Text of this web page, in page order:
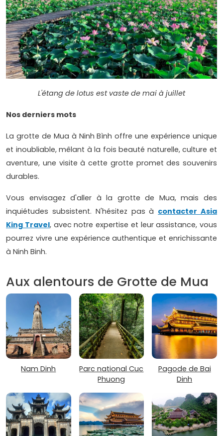
L'étang de lotus est vaste de mai à juillet
Nos derniers mots
La grotte de Mua à Ninh Bình offre une expérience unique
et inoubliable, mêlant à la fois beauté naturelle, culture et
aventure, une visite à cette grotte promet des souvenirs
durables.
Vous envisagez d'aller à la grotte de Mua, mais des
inquiétudes subsistent. N'hésitez pas à contacter Asia
King Travel, avec notre expertise et leur assistance, vous
pourrez vivre une expérience authentique et enrichissante
à Ninh Binh.
Aux alentours de Grotte de Mua
Nam Dinh
Parc national Cuc
Phuong
Pagode de Bai
Dinh